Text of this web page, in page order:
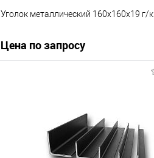
Уголок металлический 160х160х19 г/к
Цена по запросу
Купить в 1 клик
Сравнение
В избранное
Под заказ